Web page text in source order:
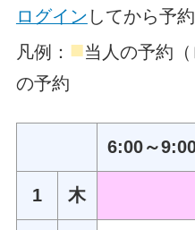
ログイン してから予
凡例： ■当人の予約
の予約
6:00～
1 木